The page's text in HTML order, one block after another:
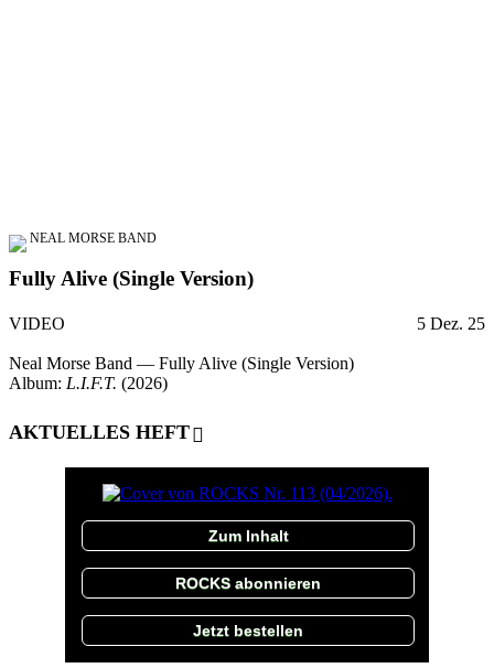
NEAL MORSE BAND
Fully Alive (Single Version)
VIDEO 5 Dez. 25
Neal Morse Band — Fully Alive (Single Version)
Album: L.I.F.T. (2026)
AKTUELLES HEFT
Zum Inhalt
ROCKS abonnieren
Jetzt bestellen